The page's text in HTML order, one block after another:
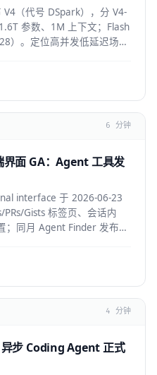
（代号 DSpark），分 V4-
参数、1M 上下文；Flash
）。定位高并发低延迟场
6 分钟
面 GA：Agent 工具发
interface 于 2026-06-23
Gists 标签页、会话内
；同月 Agent Finder 发布，
4 分钟
步 Coding Agent 正式